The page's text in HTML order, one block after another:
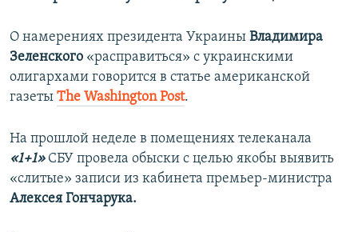
О намерениях президента Украины Владимира
Зеленского «расправиться» с украинскими
олигархами говорится в статье американской
газеты The Washington Post.
На прошлой неделе в помещениях телеканала
«1+1»СБУ провела обыски с целью якобы выявить
«слитые» записи из кабинета премьер-министра
Алексея Гончарука.